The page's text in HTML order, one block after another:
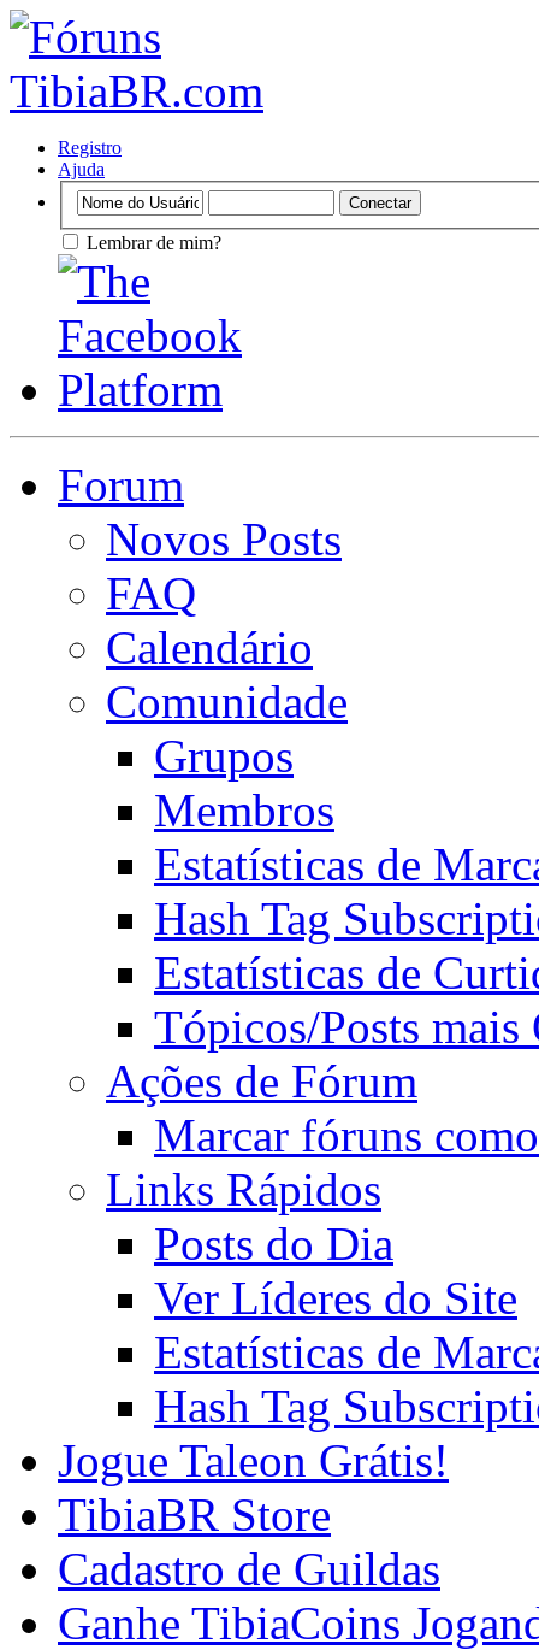
Registro
Ajuda
Lembrar de mim?
Forum
Novos Posts
FAQ
Calendário
Comunidade
Grupos
Membros
Estatísticas de
Hash Tag
Estatísticas de
Tópicos/Posts mais
Ações de Fórum
Marcar fóruns
Links Rápidos
Posts do Dia
Ver Líderes do Site
Estatísticas de
Hash Tag
Jogue Taleon Grátis!
TibiaBR Store
Cadastro de Guildas
Ganhe TibiaCoins